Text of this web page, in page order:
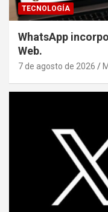
TECNOLOGÍA
WhatsApp
Web.
7 de agosto de 2026